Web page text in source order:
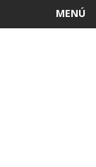
MENÚ